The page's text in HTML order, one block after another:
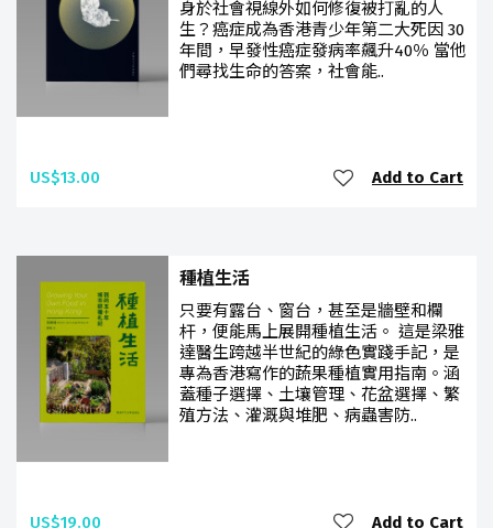
身於社會視線外如何修復被打亂的人
生？癌症成為香港青少年第二大死因 30
年間，早發性癌症發病率飆升40％ 當他
們尋找生命的答案，社會能..
US$13.00 Add to Cart
種植生活
只要有露台、窗台，甚至是牆壁和欄
杆，便能馬上展開種植生活。 這是梁雅
達醫生跨越半世紀的綠色實踐手記，是
專為香港寫作的蔬果種植實用指南。涵
蓋種子選擇、土壤管理、花盆選擇、繁
殖方法、灌溉與堆肥、病蟲害防..
US$19.00 Add to Cart